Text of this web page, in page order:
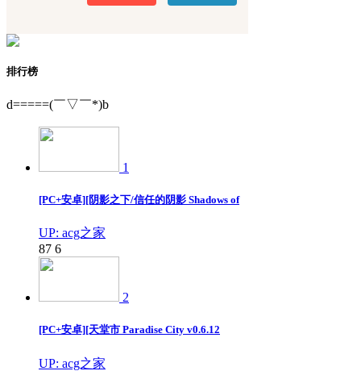
排行榜
d=====(￣▽￣*)b
1
[PC+安卓][阴影之下/信任的阴影 Shadows of
UP: acg之家
87 6
2
[PC+安卓][天堂市 Paradise City v0.6.12
UP: acg之家